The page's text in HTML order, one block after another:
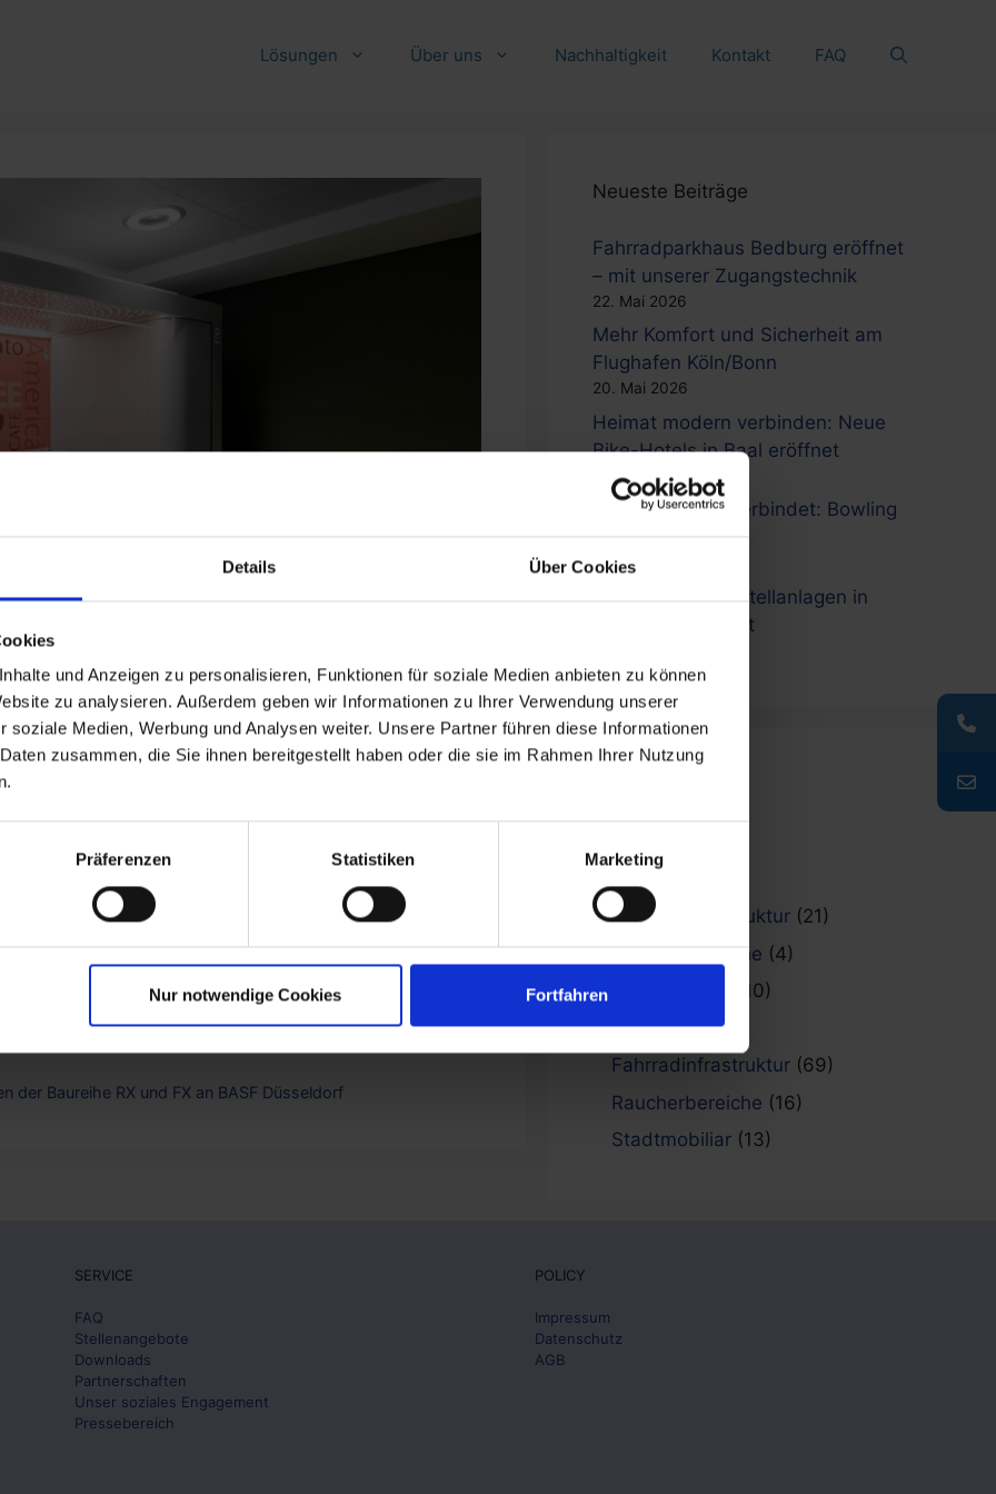
Details Über Cookies
und Anzeigen zu personalisieren, Funktionen für soziale Medien anbieten zu können
zu analysieren. Außerdem geben wir Informationen zu Ihrer Verwendung unserer
soziale Medien, Werbung und Analysen weiter. Unsere Partner führen diese Informationen
zusammen, die Sie ihnen bereitgestellt haben oder die sie im Rahmen Ihrer Nutzung
Präferenzen Statistiken Marketing
Nur notwendige Cookies Fortfahren
Lösungen Über uns Nachhaltigkeit Kontakt FAQ
für die BAYER AG in
an Raucherlösungen.
Baureihe „
Ausstattung und eignet sich damit perfekt
öffentliche Plätze.
der Baureihe RX und FX an BASF Düsseldorf
Neueste Beiträge
Fahrradparkhaus Bedburg eröffnet
– mit unserer Zugangstechnik
22. Mai 2026
Mehr Komfort und Sicherheit am
Flughafen Köln/Bonn
20. Mai 2026
Heimat modern verbinden: Neue
Bike-Hotels in Baal eröffnet
15. Mai 2026
Afterwork, das verbindet: Bowling
& Dart im Team
8. Mai 2026
Neue Fahrradabstellanlagen in
Freiburg installiert
Fahrradinfrastruktur(21)
Raucherbereiche (4)
(10)
Referenzen(101)
Fahrradinfrastruktur(69)
Raucherbereiche (16)
Stadtmobiliar(13)
SERVICE
FAQ
Stellenangebote
Downloads
Partnerschaften
Unser soziales Engagement
Pressebereich
POLICY
Impressum
Datenschutz
AGB